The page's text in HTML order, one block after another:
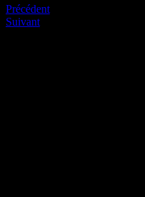
Précédent
Suivant